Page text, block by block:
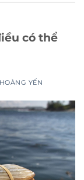
có thể
HOÀNG YẾN